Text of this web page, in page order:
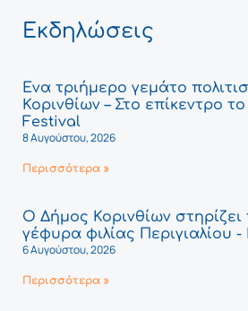
Εκδηλώσεις
Ένα τριήμερο γεμάτο
Κορινθίων – Στο επίκεντρο
Festival
8 Αυγούστου, 2026
Περισσότερα »
Ο Δήμος Κορινθίων στηρίζει
γέφυρα φιλίας Περιγιαλίου -
6 Αυγούστου, 2026
Περισσότερα »